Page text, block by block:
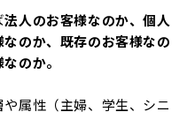
法人のお客様なのか、個人
のか、既存のお客様なの
のか。
属性（主婦、学生、シニ